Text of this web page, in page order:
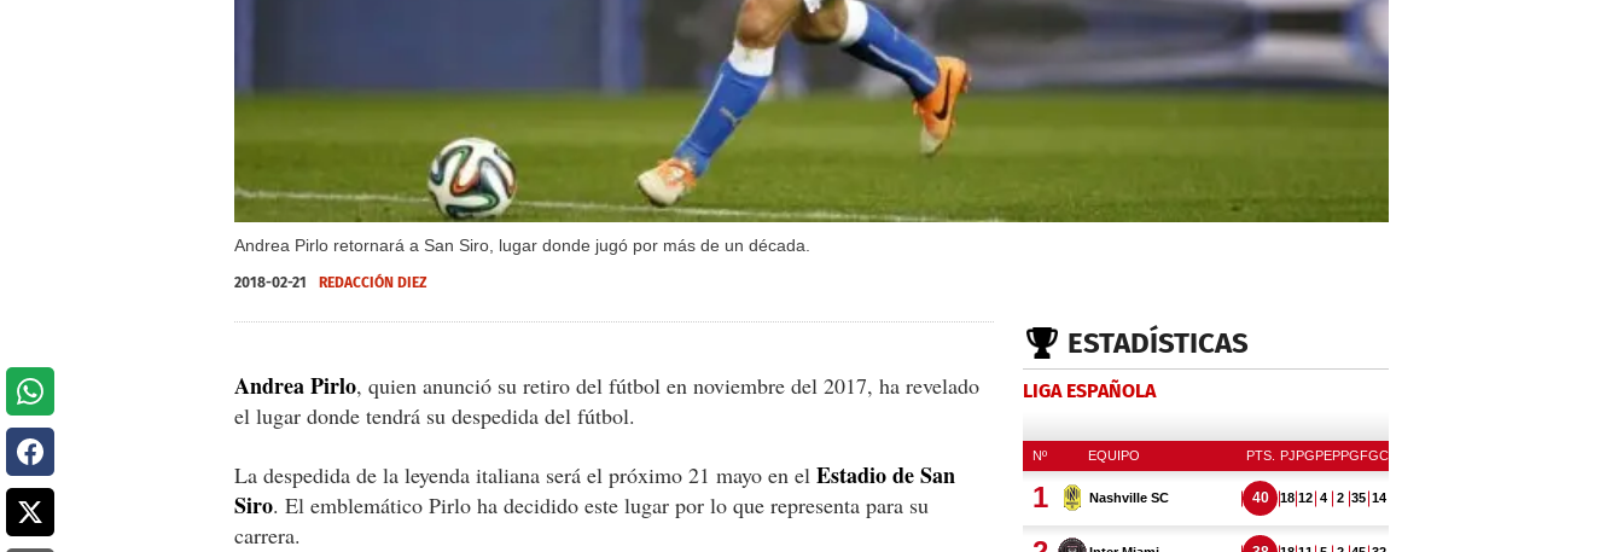
Andrea Pirlo retornará a San Siro, lugar donde jugó por más de un década.
2018-02-21 REDACCIÓN DIEZ
Andrea Pirlo, quien anunció su retiro del fútbol en noviembre del 2017, ha revelado
el lugar donde tendrá su despedida del fútbol.
La despedida de la leyenda italiana será el próximo 21 mayo en el Estadio de San
Siro. El emblemático Pirlo ha decidido este lugar por lo que representa para su
carrera.
ESTADÍSTICAS
LIGA ESPAÑOLA